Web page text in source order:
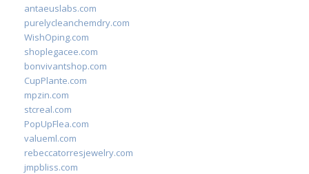
antaeuslabs.com
purelycleanchemdry.com
WishOping.com
shoplegacee.com
bonvivantshop.com
CupPlante.com
mpzin.com
stcreal.com
PopUpFlea.com
valueml.com
rebeccatorresjewelry.com
jmpbliss.com